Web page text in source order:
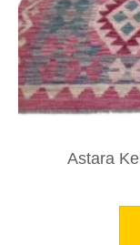
Astara